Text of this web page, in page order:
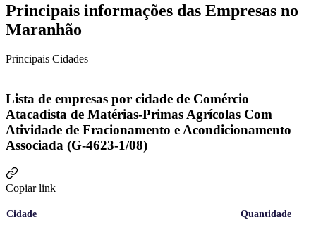
Principais informações das Empresas no
Maranhão
Principais Cidades
Lista de empresas por cidade de Comércio
Atacadista de Matérias-Primas Agrícolas Com
Atividade de Fracionamento e Acondicionamento
Associada (G-4623-1/08)
Copiar link
Cidade Quantidade